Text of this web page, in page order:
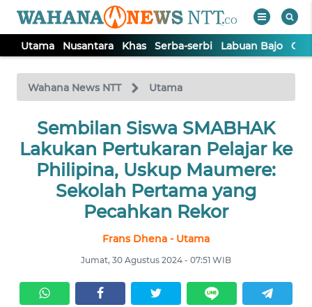
Utama Nusantara Khas Serba-serbi Labuan Bajo
Wahana News NTT Utama
Sembilan Siswa SMABHAK
Lakukan Pertukaran Pelajar ke
Philipina, Uskup Maumere:
Sekolah Pertama yang
Pecahkan Rekor
Frans Dhena - Utama
Jumat, 30 Agustus 2024 - 07:51 WIB
TV
Tutup
UTAMA
NUSANTARA
LABUAN